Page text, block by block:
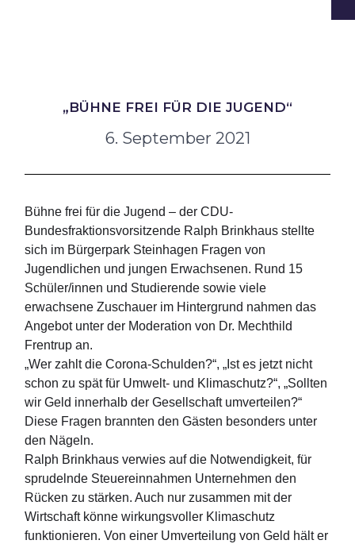
„BÜHNE FREI FÜR DIE JUGEND“
6. September 2021
Bühne frei für die Jugend – der CDU-
Bundesfraktionsvorsitzende Ralph Brinkhaus stellte
sich im Bürgerpark Steinhagen Fragen von
Jugendlichen und jungen Erwachsenen. Rund 15
Schüler/innen und Studierende sowie viele
erwachsene Zuschauer im Hintergrund nahmen das
Angebot unter der Moderation von Dr. Mechthild
Frentrup an.
„Wer zahlt die Corona-Schulden?“, „Ist es jetzt nicht
schon zu spät für Umwelt- und Klimaschutz?“, „Sollten
wir Geld innerhalb der Gesellschaft umverteilen?“
Diese Fragen brannten den Gästen besonders unter
den Nägeln.
Ralph Brinkhaus verwies auf die Notwendigkeit, für
sprudelnde Steuereinnahmen Unternehmen den
Rücken zu stärken. Auch nur zusammen mit der
Wirtschaft könne wirkungsvoller Klimaschutz
funktionieren. Von einer Umverteilung von Geld hält er